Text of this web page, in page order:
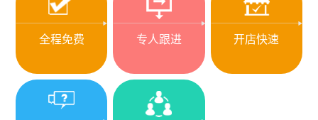
全程免费 专人跟进 开店快速